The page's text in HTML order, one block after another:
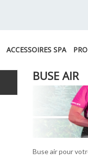
ACCESSOIRES SPA
BUSE AIR
Buse air pour